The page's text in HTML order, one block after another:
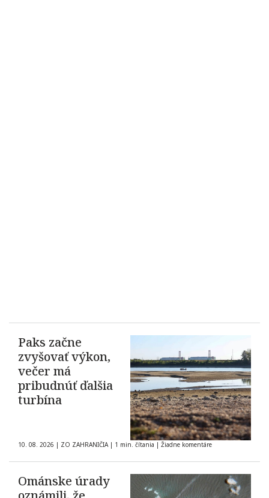
Paks začne
zvyšovať výkon,
večer má
pribudnúť ďalšia
turbína
10. 08. 2026 | ZO ZAHRANIČIA | 1 min. čítania | Žiadne komentáre
Ománske úrady